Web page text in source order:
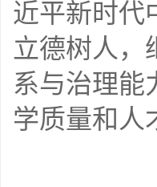
近平新时代
立德树人，
系与治理能
学质量和人